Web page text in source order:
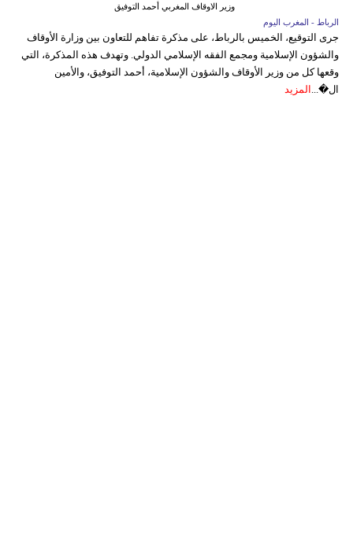
وزير الاوقاف المغربي أحمد التوفيق
الرباط - المغرب اليوم
جرى التوقيع، الخميس بالرباط، على مذكرة تفاهم للتعاون بين وزارة الأوقاف
والشؤون الإسلامية ومجمع الفقه الإسلامي الدولي. وتهدف هذه المذكرة، التي
وقعها كل من وزير الأوقاف والشؤون الإسلامية، أحمد التوفيق، والأمين
ال�... المزيد